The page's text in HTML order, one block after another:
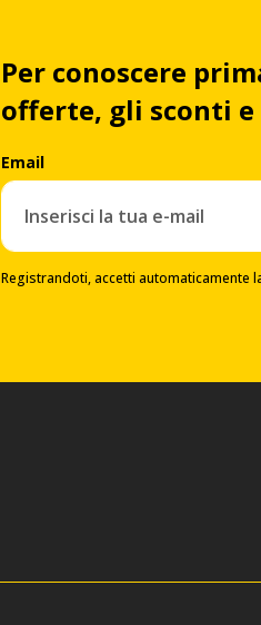
Per conoscere
offerte, gli sconti
Email
Registrandoti, accetti automaticamente